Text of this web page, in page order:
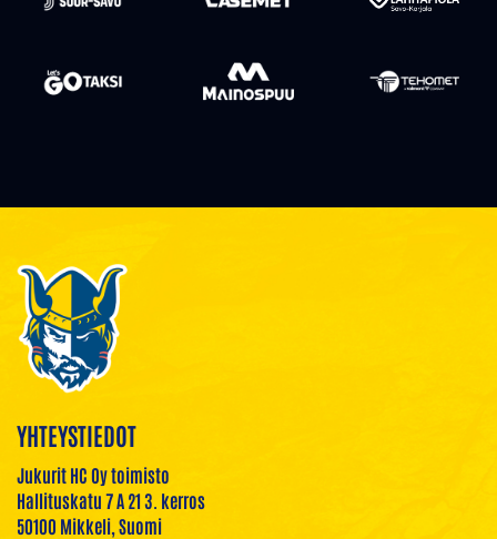
YHTEYSTIEDOT
Jukurit HC Oy toimisto
Hallituskatu 7 A 21 3. kerros
50100 Mikkeli, Suomi